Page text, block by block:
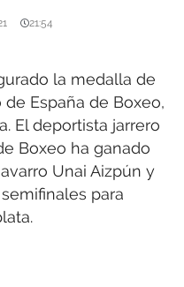
21:54
la medalla de
España de Boxeo,
El deportista jarrero
Boxeo ha ganado
Unai Aizpún y
para